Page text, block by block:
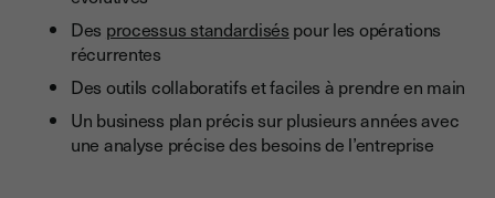
Des processus standardisés pour les opérations
récurrentes
Des outils collaboratifs et faciles à prendre en main
Un business plan précis sur plusieurs années avec
une analyse précise des besoins de l’entreprise